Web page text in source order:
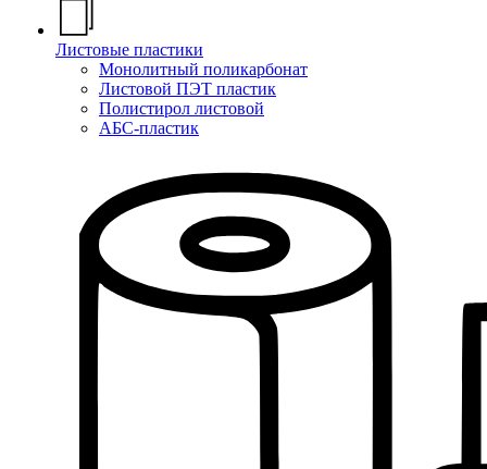
Листовые пластики
Монолитный поликарбонат
Листовой ПЭТ пластик
Полистирол листовой
АБС-пластик